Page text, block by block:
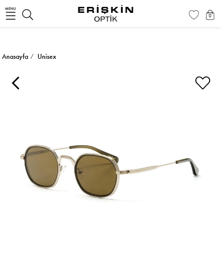
MENU
0
Anasayfa Unisex